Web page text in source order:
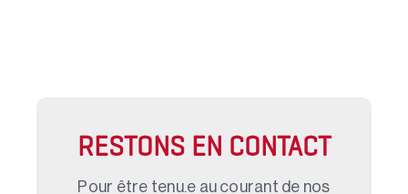
RESTONS EN CONTACT
Pour être tenu.e au courant de nos